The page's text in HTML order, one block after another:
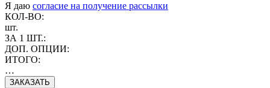
Я даю согласие на получение рассылки
КОЛ-ВО:
шт.
ЗА 1 ШТ.:
ДОП. ОПЦИИ:
ИТОГО:
…